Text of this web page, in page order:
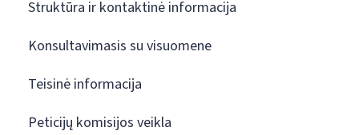
Struktūra ir kontaktinė informacija
Konsultavimasis su visuomene
Teisinė informacija
Peticijų komisijos veikla